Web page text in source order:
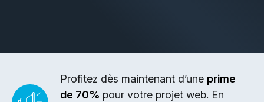
Création de sites web
Création de contenu & storytelling
Profitez dès maintenant d’une prime
de 70% pour votre projet web. En